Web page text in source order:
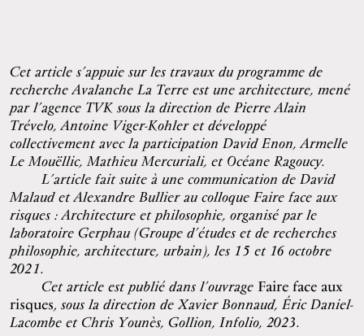
Cet article s’appuie sur les travaux du programme de
recherche Avalanche La Terre est une architecture, mené
par l’agence TVK sous la direction de Pierre Alain
Trévelo, Antoine Viger-Kohler et développé
collectivement avec la participation David Enon, Armelle
Le Mouëllic, Mathieu Mercuriali, et Océane Ragoucy.
L’article fait suite à une communication de David
Malaud et Alexandre Bullier au colloque Faire face aux
risques : Architecture et philosophie, organisé par le
laboratoire Gerphau (Groupe d’études et de recherches
philosophie, architecture, urbain), les 15 et 16 octobre
2021.
Cet article est publié dans l’ouvrage Faire face aux
risques, sous la direction de Xavier Bonnaud, Éric Daniel-
Lacombe et Chris Younès, Gollion, Infolio, 2023.